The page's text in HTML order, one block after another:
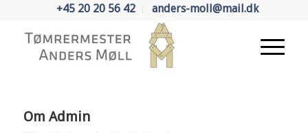
+45 20 20 56 42 anders-moll@mail.dk
Om Admin